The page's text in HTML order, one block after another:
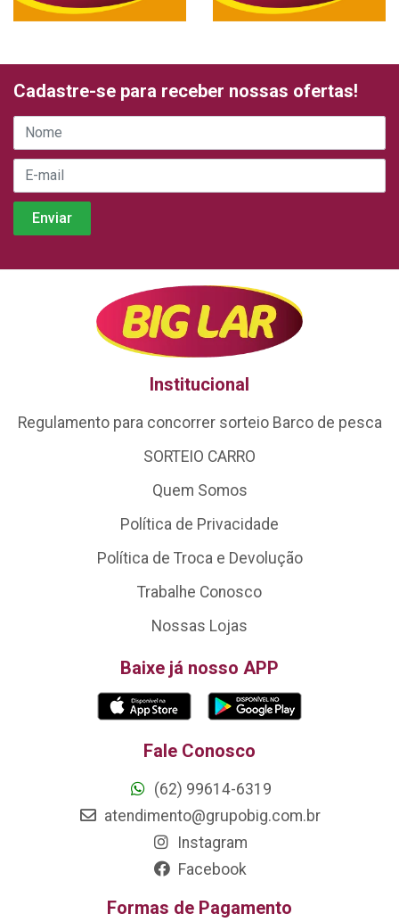
Cadastre-se para receber nossas ofertas!
Institucional
Regulamento para concorrer sorteio Barco de pesca
SORTEIO CARRO
Quem Somos
Política de Privacidade
Política de Troca e Devolução
Trabalhe Conosco
Nossas Lojas
Baixe já nosso APP
Fale Conosco
(62) 99614-6319
atendimento@grupobig.com.br
Instagram
Facebook
Formas de Pagamento